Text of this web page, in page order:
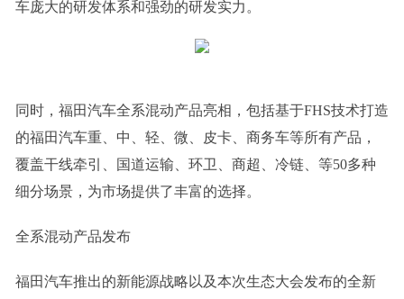
车庞大的研发体系和强劲的研发实力。
同时，福田汽车全系混动产品亮相，包括基于FHS技术打造
的福田汽车重、中、轻、微、皮卡、商务车等所有产品，
覆盖干线牵引、国道运输、环卫、商超、冷链、等50多种
细分场景，为市场提供了丰富的选择。
全系混动产品发布
福田汽车推出的新能源战略以及本次生态大会发布的全新